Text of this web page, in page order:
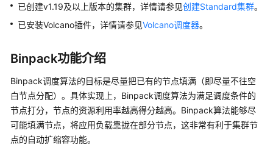
产
品
介
费
说
明
Kubernetes
已创建v1.19及以上版本的集群，详情请参见创建Standard集群。
已安装Volcano插件，详情请参见Volcano调度器。
Binpack功能介绍
Binpack调度算法的目标是尽量把已有的节点填满（即尽量不往空
白节点分配）。具体实现上，Binpack调度算法为满足调度条件的
节点打分，节点的资源利用率越高得分越高。Binpack算法能够尽
可能填满节点，将应用负载靠拢在部分节点，这非常有利于集群节
点的自动扩缩容功能。